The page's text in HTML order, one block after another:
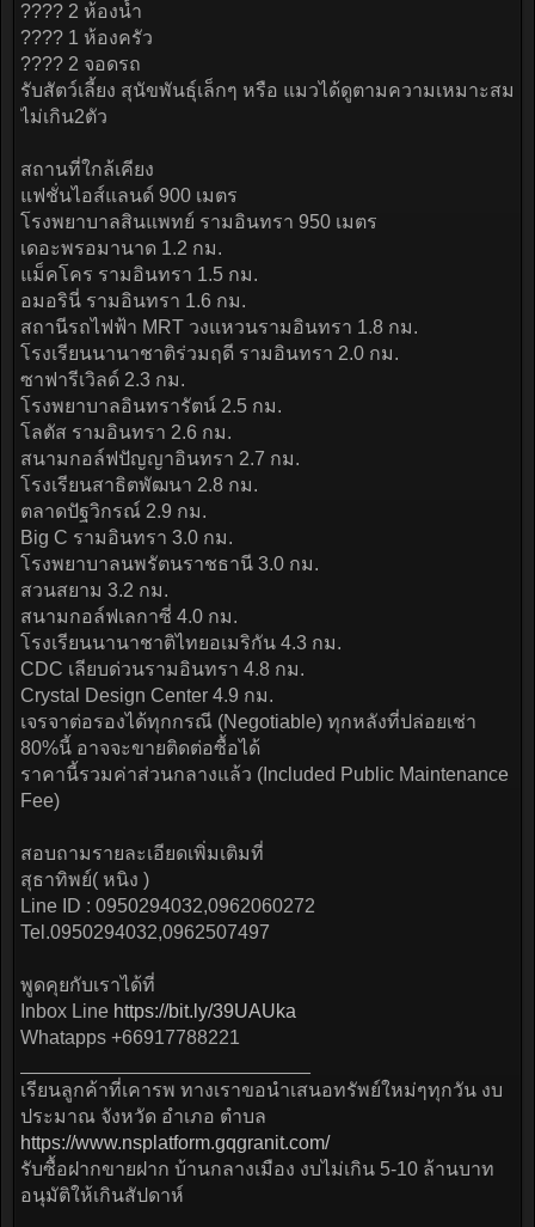
???? 2 ห้องน้ำ
???? 1 ห้องครัว
???? 2 จอดรถ
รับสัตว์เลี้ยง สุนัขพันธุ์เล็กๆ หรือ แมวได้ดูตามความเหมาะสม
ไม่เกิน2ตัว
สถานที่ใกล้เคียง
แฟชั่นไอส์แลนด์ 900 เมตร
โรงพยาบาลสินแพทย์ รามอินทรา 950 เมตร
เดอะพรอมานาด 1.2 กม.
แม็คโคร รามอินทรา 1.5 กม.
อมอรินี่ รามอินทรา 1.6 กม.
สถานีรถไฟฟ้า MRT วงแหวนรามอินทรา 1.8 กม.
โรงเรียนนานาชาติร่วมฤดี รามอินทรา 2.0 กม.
ซาฟารีเวิลด์ 2.3 กม.
โรงพยาบาลอินทรารัตน์ 2.5 กม.
โลตัส รามอินทรา 2.6 กม.
สนามกอล์ฟปัญญาอินทรา 2.7 กม.
โรงเรียนสาธิตพัฒนา 2.8 กม.
ตลาดปัฐวิกรณ์ 2.9 กม.
Big C รามอินทรา 3.0 กม.
โรงพยาบาลนพรัตนราชธานี 3.0 กม.
สวนสยาม 3.2 กม.
สนามกอล์ฟเลกาซี่ 4.0 กม.
โรงเรียนนานาชาติไทยอเมริกัน 4.3 กม.
CDC เลียบด่วนรามอินทรา 4.8 กม.
Crystal Design Center 4.9 กม.
เจรจาต่อรองได้ทุกกรณี (Negotiable) ทุกหลังที่ปล่อยเช่า
80%นี้ อาจจะขายติดต่อซื้อได้
ราคานี้รวมค่าส่วนกลางแล้ว (Included Public Maintenance
Fee)
สอบถามรายละเอียดเพิ่มเติมที่
สุธาทิพย์( หนิง )
Line ID : 0950294032,0962060272
Tel.0950294032,0962507497
พูดคุยกับเราได้ที่
Inbox Line https://bit.ly/39UAUka
Whatapps +66917788221
เรียนลูกค้าที่เคารพ ทางเราขอนำเสนอทรัพย์ใหม่ๆทุกวัน งบ
ประมาณ จังหวัด อำเภอ ตำบล
https://www.nsplatform.gqgranit.com/
รับซื้อฝากขายฝาก บ้านกลางเมือง งบไม่เกิน 5-10 ล้านบาท
อนุมัติให้เกินสัปดาห์